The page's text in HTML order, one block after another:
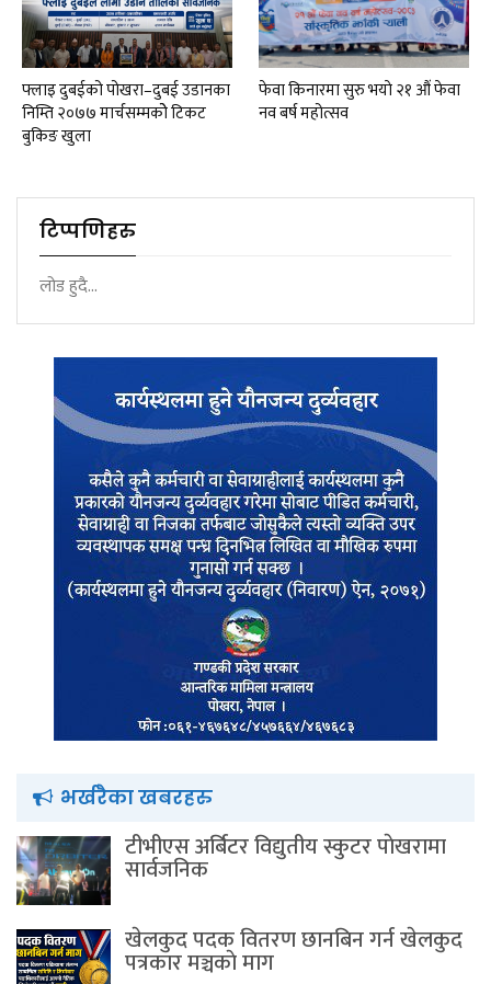
फ्लाइ दुबईको पोखरा–दुबई उडानका
निम्ति २०७७ मार्चसम्मकोे टिकट
बुकिङ खुला
फेवा किनारमा सुरु भयाे २१ औं फेवा
नव बर्ष महोत्सव
टिप्पणिहरु
लोड हुदै...
भर्खरैका खबरहरु
टीभीएस अर्बिटर विद्युतीय स्कुटर पाेखरामा
सार्वजनिक
खेलकुद पदक वितरण छानबिन गर्न खेलकुद
पत्रकार मञ्चकाे माग